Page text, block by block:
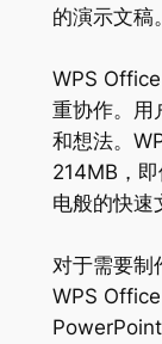
的演示文稿。
WPS
重协作。用
和想法。
214MB，
电般的快速
对于需要制
WPS